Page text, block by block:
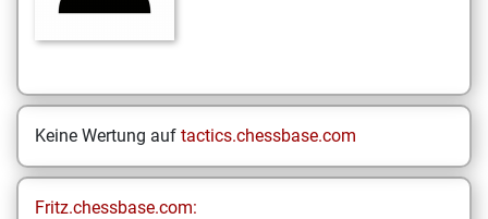
Keine Wertung auf tactics.chessbase.com
Fritz.chessbase.com: